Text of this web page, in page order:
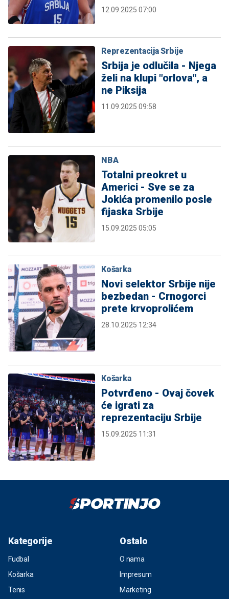
12.09.2025 07:00
Reprezentacija Srbije
Srbija je odlučila - Njega
želi na klupi "orlova", a
ne Piksija
11.09.2025 09:58
NBA
Totalni preokret u
Americi - Sve se za
Jokića promenilo posle
fijaska Srbije
15.09.2025 05:05
Košarka
Novi selektor Srbije nije
bezbedan - Crnogorci
prete krvoprolićem
28.10.2025 12:34
Košarka
Potvrđeno - Ovaj čovek
će igrati za
reprezentaciju Srbije
15.09.2025 11:31
Kategorije
Fudbal
Košarka
Tenis
Ostalo
O nama
Impresum
Marketing